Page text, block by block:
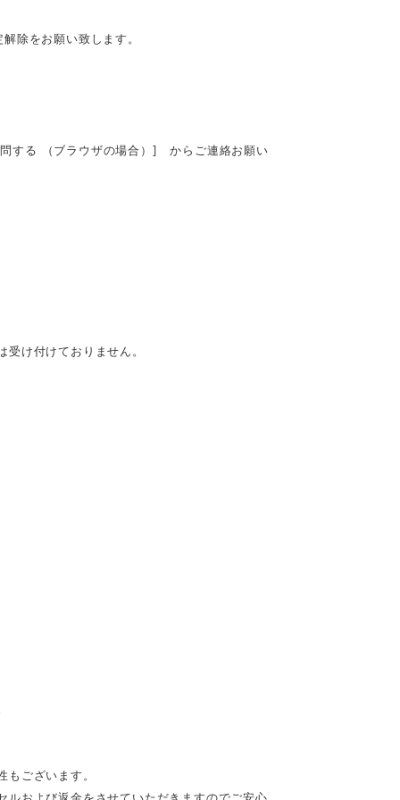
除をお願い致します。
る （ブラウザの場合）] からご連絡お願い
け付けておりません。
ございます。